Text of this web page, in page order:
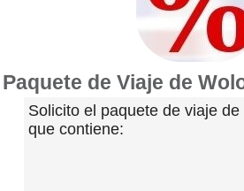
Paquete de Viaje de
Solicito el paquete de viaje de
que contiene: